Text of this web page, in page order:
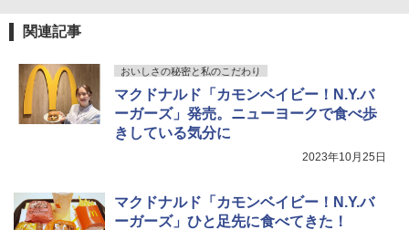
4
ジ 赤外線センサー ノンフライ調理 簡単
お手入れ 小型 新生活 一人暮らし 二人暮
らし ファミリー
￥34,546
5
シャープ ウォーターオーブン ヘルシオ
AX-XJ1-B ブラック 30L 2段調理 コンベ
関連記事
おいしさの秘密と私のこだわり
マクドナルド「カモンベイビー！N.Y.バ
ーガーズ」発売。ニューヨークで食べ歩
きしている気分に
2023年10月25日
マクドナルド「カモンベイビー！N.Y.バ
ーガーズ」ひと足先に食べてきた！